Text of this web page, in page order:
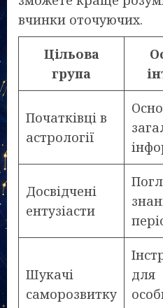
вчинки оточуючих.
Цільова
група
Початківці в
астрології
Досвідчені
ентузіасти
Шукачі
саморозвитку
для